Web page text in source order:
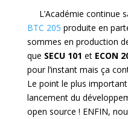
L’Académie continue
BTC 205 produite en
sommes en production
que SECU 101 et ECON
pour l’instant mais ça
Le point le plus
lancement du
open source ! ENFIN,